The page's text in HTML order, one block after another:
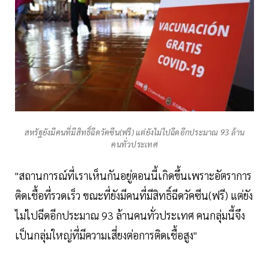
สหรัฐยังมีคนที่มีสิทธิ์ฉีดวัคซีน(ฟรี) แต่ยังไม่ไปฉีดอีกประมาณ 93 ล้าน
คนทั่วประเทศ
"สถานการณ์ที่เราเห็นกันอยู่ตอนนี้เกิดขึ้นเพราะอัตราการ
ติดเชื้อที่รวดเร็ว ขณะที่ยังมีคนที่มีสิทธิ์ฉีดวัคซีน(ฟรี) แต่ยัง
ไม่ไปฉีดอีกประมาณ 93 ล้านคนทั่วประเทศ คนกลุ่มนี้จึง
เป็นกลุ่มใหญ่ที่มีความเสี่ยงต่อการติดเชื้อสูง"